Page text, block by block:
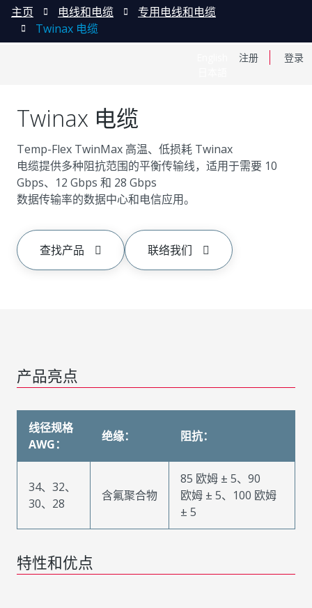
注册 登录
主页 电线和电缆
专用电线和电缆
Twinax 电缆
Twinax 电缆
Temp-Flex TwinMax 高温、低损耗 Twinax
电缆提供多种阻抗范围的平衡传输线，适用于需要 10
Gbps、12 Gbps 和 28 Gbps
数据传输率的数据中心和电信应用。
查找产品 联络我们
产品亮点
线径规格
AWG：
绝缘： 阻抗：
34、32、
30、28
含氟聚合物
85 欧姆 ± 5、90
欧姆 ± 5、100 欧姆
± 5
特性和优点